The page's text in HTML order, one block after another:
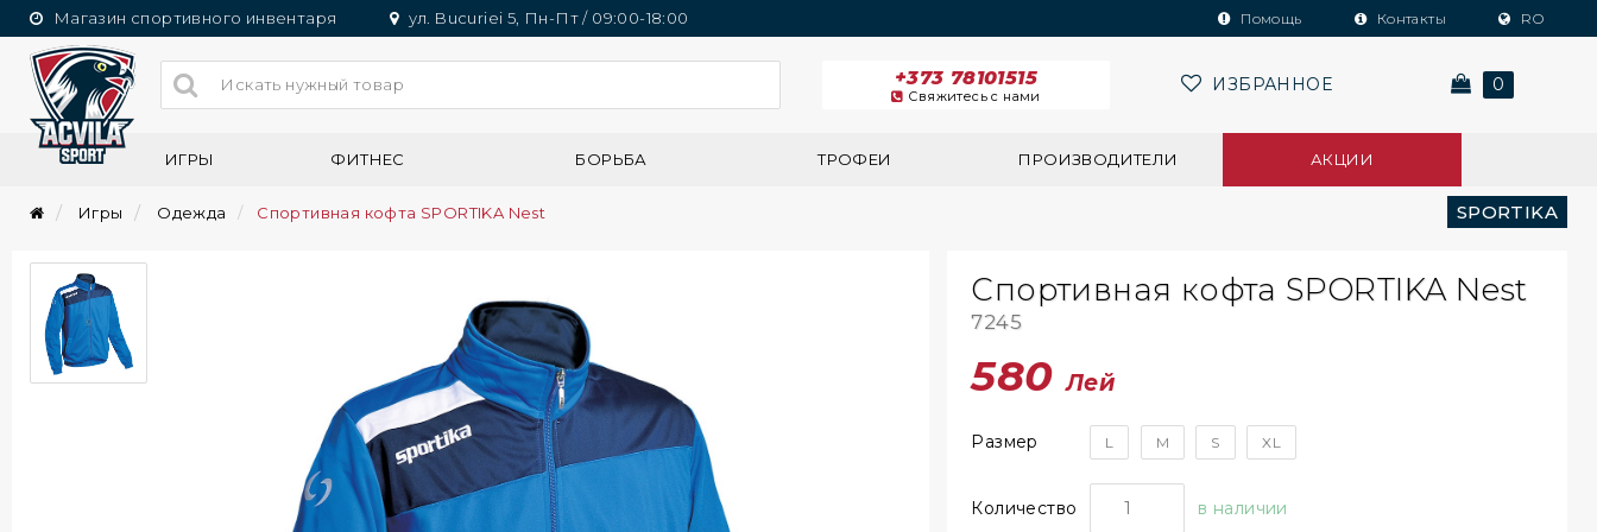
Магазин спортивного инвентаря ул. Bucuriei 5, Пн-Пт / 09:00-18:00 Помощь Контакты RO
+373 78101515
Свяжитесь с нами
ИЗБРАННОЕ 0
ИГРЫ ФИТНЕС БОРЬБА ТРОФЕИ ПРОИЗВОДИТЕЛИ АКЦИИ
Игры Одежда Спортивная кофта SPORTIKA Nest SPORTIKA
Спортивная кофта SPORTIKA Nest
7245
580Лей
Размер L M S XL
Количество в наличии